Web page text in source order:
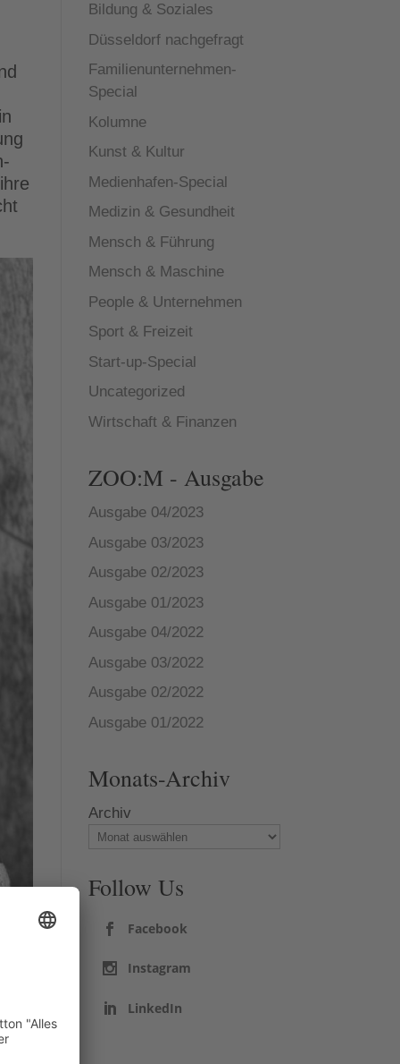
Bildung & Soziales
Düsseldorf nachgefragt
Familienunternehmen-
Special
Kolumne
Kunst & Kultur
Medienhafen-Special
Medizin & Gesundheit
Mensch & Führung
Mensch & Maschine
People & Unternehmen
Sport & Freizeit
Start-up-Special
Uncategorized
Wirtschaft & Finanzen
ZOO:M - Ausgabe
Ausgabe 04/2023
Ausgabe 03/2023
Ausgabe 02/2023
Ausgabe 01/2023
Ausgabe 04/2022
Ausgabe 03/2022
Ausgabe 02/2022
Ausgabe 01/2022
Monats-Archiv
Archiv
Follow Us
Facebook
Instagram
LinkedIn